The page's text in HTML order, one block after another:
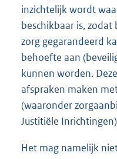
inzichtelijk wordt
beschikbaar is,
zorg gegarandeerd
behoefte aan
kunnen worden.
afspraken maken
(waaronder
Justitiële
Het mag namelijk